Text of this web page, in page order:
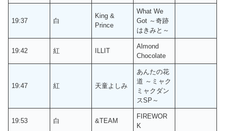
19:37 白
King &
Prince
What We
Got ～奇跡
はきみと～
19:42 紅 ILLIT
Almond
Chocolate
19:47 紅 天童よしみ
あんたの花
道 ～ミャク
ミャクダン
スSP～
19:53 白 &TEAM
FIREWOR
K